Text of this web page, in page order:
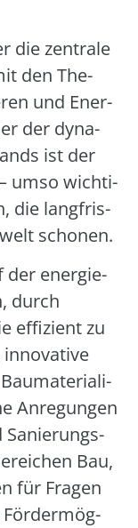
die zen­tra­le
den The­
und Ener­
der dyna­
ist der
umso wich­ti­
die lang­fris­
scho­nen.
der ener­gie­
durch
effi­zi­ent zu
inno­va­ti­ve
Bau­ma­te­ria­li­
Anre­gun­gen
Sanie­rungs­
Bau,
für Fra­gen
För­der­mög­